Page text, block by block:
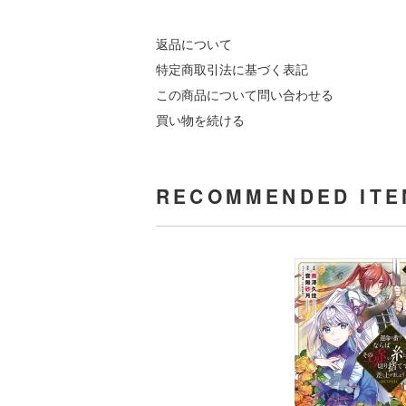
返品について
特定商取引法に基づく表記
この商品について問い合わせる
買い物を続ける
RECOMMENDED